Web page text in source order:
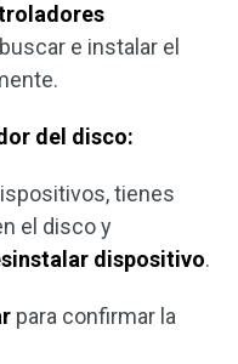
e instalar el
del disco:
tienes
el disco y
dispositivo.
para confirmar la